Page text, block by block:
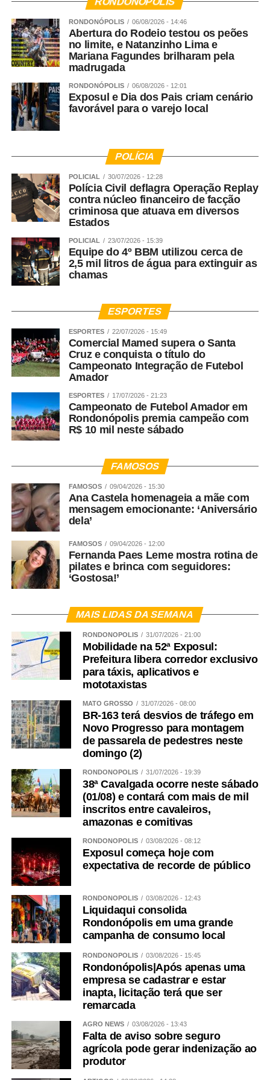
RONDONÓPOLIS 06/08/2026 - 14:46
Abertura do Rodeio testou os peões
no limite, e Natanzinho Lima e
Mariana Fagundes brilharam pela
madrugada
RONDONÓPOLIS 06/08/2026 - 12:01
Exposul e Dia dos Pais criam cenário
favorável para o varejo local
POLÍCIA
POLICIAL 30/07/2026 - 12:28
Polícia Civil deflagra Operação Replay
contra núcleo financeiro de facção
criminosa que atuava em diversos
Estados
POLICIAL 23/07/2026 - 15:39
Equipe do 4º BBM utilizou cerca de
2,5 mil litros de água para extinguir as
chamas
ESPORTES
ESPORTES 22/07/2026 - 15:49
Comercial Mamed supera o Santa
Cruz e conquista o título do
Campeonato Integração de Futebol
Amador
ESPORTES 17/07/2026 - 21:23
Campeonato de Futebol Amador em
Rondonópolis premia campeão com
R$ 10 mil neste sábado
FAMOSOS
FAMOSOS 09/04/2026 - 15:30
Ana Castela homenageia a mãe com
mensagem emocionante: ‘Aniversário
dela’
FAMOSOS 09/04/2026 - 12:00
Fernanda Paes Leme mostra rotina de
pilates e brinca com seguidores:
‘Gostosa!’
MAIS LIDAS DA SEMANA
RONDONÓPOLIS 31/07/2026 - 21:00
Mobilidade na 52ª Exposul:
Prefeitura libera corredor exclusivo
para táxis, aplicativos e
mototaxistas
MATO GROSSO 31/07/2026 - 08:00
BR-163 terá desvios de tráfego em
Novo Progresso para montagem
de passarela de pedestres neste
domingo (2)
RONDONÓPOLIS 31/07/2026 - 19:39
38ª Cavalgada ocorre neste sábado
(01/08) e contará com mais de mil
inscritos entre cavaleiros,
amazonas e comitivas
RONDONÓPOLIS 03/08/2026 - 08:12
Exposul começa hoje com
expectativa de recorde de público
RONDONÓPOLIS 03/08/2026 - 12:43
Liquidaqui consolida
Rondonópolis em uma grande
campanha de consumo local
RONDONÓPOLIS 03/08/2026 - 15:45
Rondonópolis|Após apenas uma
empresa se cadastrar e estar
inapta, licitação terá que ser
remarcada
AGRO NEWS 03/08/2026 - 13:43
Falta de aviso sobre seguro
agrícola pode gerar indenização ao
produtor